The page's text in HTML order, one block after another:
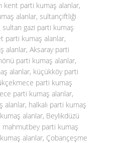
kent parti kumaş alanlar,
alanlar, sultançiftliği
gazi parti kumaş
parti kumaş alanlar,
alanlar, Aksaray parti
parti kumaş alanlar,
alanlar, küçükköy parti
parti kumaş
parti kumaş alanlar,
alanlar, halkalı parti kumaş
alanlar, Beylikdüzü
mahmutbey parti kumaş
alanlar, Çobançeşme